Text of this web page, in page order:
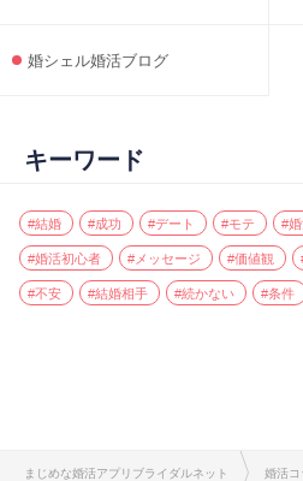
婚シェル婚活ブログ
キーワード
#結婚 #成功 #デート #モテ #
#婚活初心者 #メッセージ #価値観
#不安 #結婚相手 #続かない #条件
まじめな婚活アプリブライダルネット 婚活コ